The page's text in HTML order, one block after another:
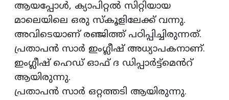
ആയപ്പോൾ, ക്യാപിറ്റൽ സിറ്റിയായ
മാലെയിലെ ഒരു സ്കൂളിലേക്ക് വന്നു.
അവിടെയാണ് രഞ്ജിത്ത് പഠിപ്പിച്ചിരുന്നത്.
പ്രതാപൻ സാർ ഇംഗ്ലീഷ് അധ്യാപകനാണ്.
ഇംഗ്ലീഷ് ഹെഡ് ഓഫ് ദ ഡിപ്പാർട്ട്മെൻറ്
ആയിരുന്നു.
പ്രതാപൻ സാർ ഒറ്റത്തടി ആയിരുന്നു.